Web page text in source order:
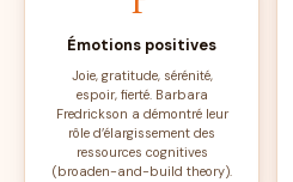
Émotions positives
Joie, gratitude, sérénité,
espoir, fierté. Barbara
Fredrickson a démontré leur
rôle d’élargissement des
ressources cognitives
(broaden-and-build theory).